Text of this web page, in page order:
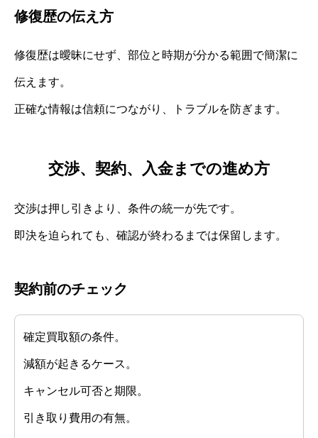
修復歴の伝え方
修復歴は曖昧にせず、部位と時期が分かる範囲で簡潔に
伝えます。
正確な情報は信頼につながり、トラブルを防ぎます。
交渉、契約、入金までの進め方
交渉は押し引きより、条件の統一が先です。
即決を迫られても、確認が終わるまでは保留します。
契約前のチェック
確定買取額の条件。
減額が起きるケース。
キャンセル可否と期限。
引き取り費用の有無。